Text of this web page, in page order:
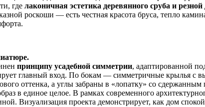
где лаконичная эстетика деревянного сруба и
роскоши — есть честная красота бруса, тепло
принципу усадебной симметрии, адаптированной
главный вход. По бокам — симметричные крылья с
оттенка, а углы забраны в «лопатку» со
в единое целое. В рамках современного
Визуализация проекта демонстрирует, как дом